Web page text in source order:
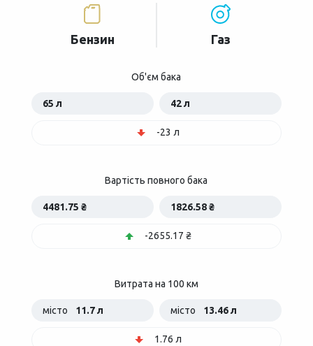
Бензин Газ
Об'єм бака
65 л 42 л
-23 л
Вартість повного бака
4481.75 ₴ 1826.58 ₴
-2655.17 ₴
Витрата на 100 км
місто 11.7 л місто 13.46 л
1.76 л